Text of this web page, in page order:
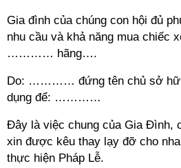
Gia đình của chúng con hội đủ
nhu cầu và khả năng mua chiếc
………… hãng….
Do: ………… đứng tên chủ sở
dụng để: …………
Đây là việc chung của Gia Đình,
xin được kêu thay lạy đỡ cho
thực hiện Pháp Lễ.